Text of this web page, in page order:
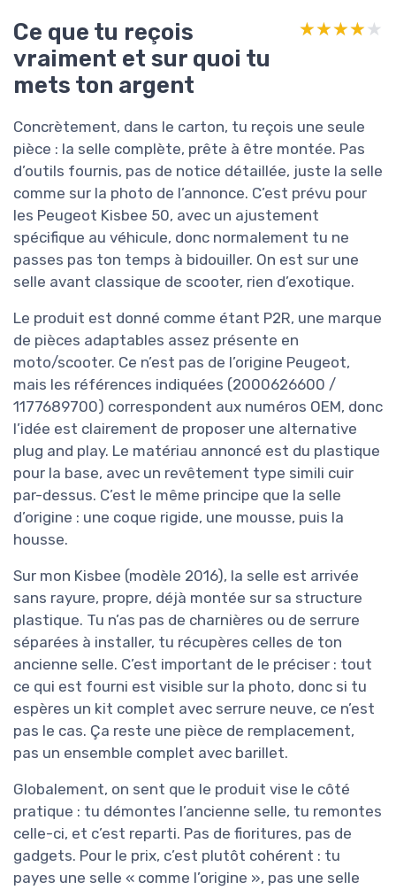
Ce que tu reçois
vraiment et sur quoi tu
mets ton argent
★★★★★
★★★★★
Concrètement, dans le carton, tu reçois une seule
pièce : la selle complète, prête à être montée. Pas
d’outils fournis, pas de notice détaillée, juste la selle
comme sur la photo de l’annonce. C’est prévu pour
les Peugeot Kisbee 50, avec un ajustement
spécifique au véhicule, donc normalement tu ne
passes pas ton temps à bidouiller. On est sur une
selle avant classique de scooter, rien d’exotique.
Le produit est donné comme étant P2R, une marque
de pièces adaptables assez présente en
moto/scooter. Ce n’est pas de l’origine Peugeot,
mais les références indiquées (2000626600 /
1177689700) correspondent aux numéros OEM, donc
l’idée est clairement de proposer une alternative
plug and play. Le matériau annoncé est du plastique
pour la base, avec un revêtement type simili cuir
par-dessus. C’est le même principe que la selle
d’origine : une coque rigide, une mousse, puis la
housse.
Sur mon Kisbee (modèle 2016), la selle est arrivée
sans rayure, propre, déjà montée sur sa structure
plastique. Tu n’as pas de charnières ou de serrure
séparées à installer, tu récupères celles de ton
ancienne selle. C’est important de le préciser : tout
ce qui est fourni est visible sur la photo, donc si tu
espères un kit complet avec serrure neuve, ce n’est
pas le cas. Ça reste une pièce de remplacement,
pas un ensemble complet avec barillet.
Globalement, on sent que le produit vise le côté
pratique : tu démontes l’ancienne selle, tu remontes
celle-ci, et c’est reparti. Pas de fioritures, pas de
gadgets. Pour le prix, c’est plutôt cohérent : tu
payes une selle « comme l’origine », pas une selle